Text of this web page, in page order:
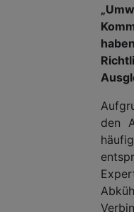
den